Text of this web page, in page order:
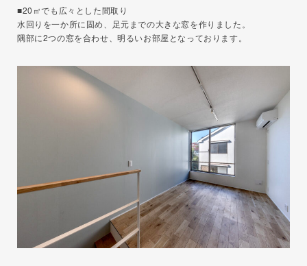
■20㎡でも広々とした間取り
水回りを一か所に固め、足元までの大きな窓を作りました。
隅部に2つの窓を合わせ、明るいお部屋となっております。